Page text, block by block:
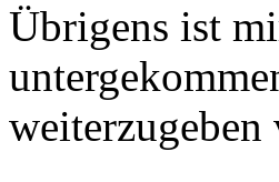
Übrigens ist
weiterzugeben